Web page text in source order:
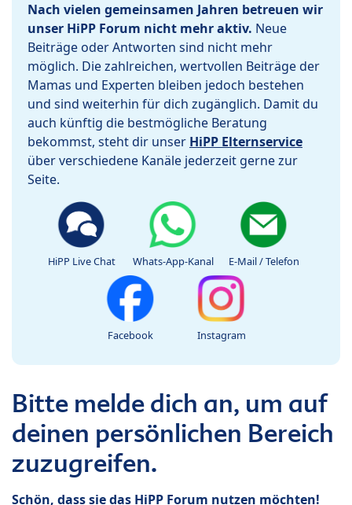
Nach vielen gemeinsamen Jahren betreuen wir
unser HiPP Forum nicht mehr aktiv. Neue
Beiträge oder Antworten sind nicht mehr
möglich. Die zahlreichen, wertvollen Beiträge der
Mamas und Experten bleiben jedoch bestehen
und sind weiterhin für dich zugänglich. Damit du
auch künftig die bestmögliche Beratung
bekommst, steht dir unser HiPP Elternservice
über verschiedene Kanäle jederzeit gerne zur
Seite.
HiPP Live Chat Whats-App-Kanal E-Mail / Telefon
Facebook Instagram
Bitte melde dich an, um auf
deinen persönlichen Bereich
zuzugreifen.
Schön, dass sie das HiPP Forum nutzen möchten!